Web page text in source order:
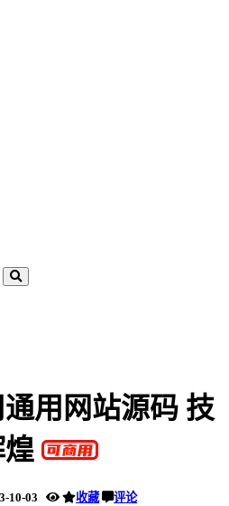
用网站源码 技
10-03 收藏 评论